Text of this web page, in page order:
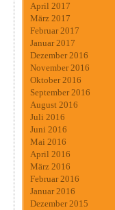
April 2017
März 2017
Februar 2017
Januar 2017
Dezember 2016
November 2016
Oktober 2016
September 2016
August 2016
Juli 2016
Juni 2016
Mai 2016
April 2016
März 2016
Februar 2016
Januar 2016
Dezember 2015